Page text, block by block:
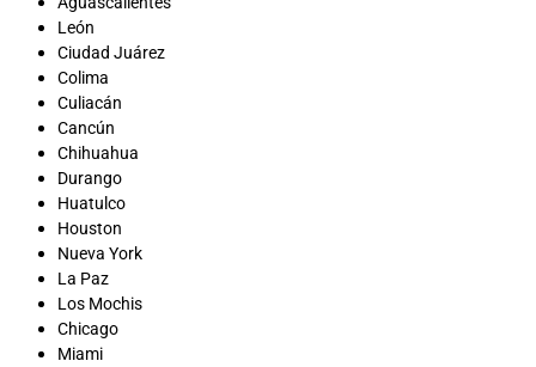
León
Ciudad Juárez
Colima
Culiacán
Cancún
Chihuahua
Durango
Huatulco
Houston
Nueva York
La Paz
Los Mochis
Chicago
Miami